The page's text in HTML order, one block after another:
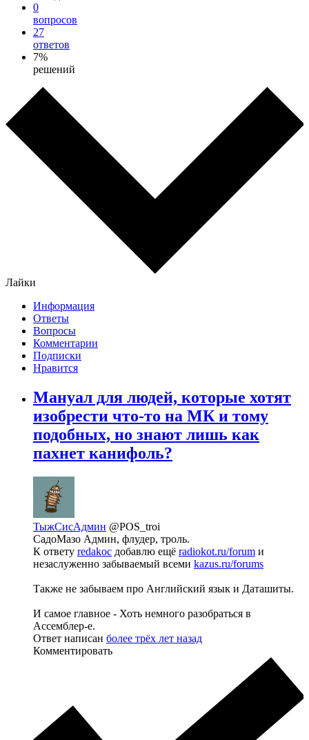
0
вопросов
27
ответов
7%
решений
Лайки
Информация
Ответы
Вопросы
Комментарии
Подписки
Нравится
Мануал для людей, которые хотят
изобрести что-то на МК и тому
подобных, но знают лишь как
пахнет канифоль?
ТыжСисАдмин @POS_troi
СадоМазо Админ, флудер, троль.
К ответу redakoc добавлю ещё radiokot.ru/forum и
незаслуженно забываемый всеми kazus.ru/forums
Также не забываем про Английский язык и Даташиты.
И самое главное - Хоть немного разобраться в
Ассемблер-е.
Ответ написан более трёх лет назад
Комментировать